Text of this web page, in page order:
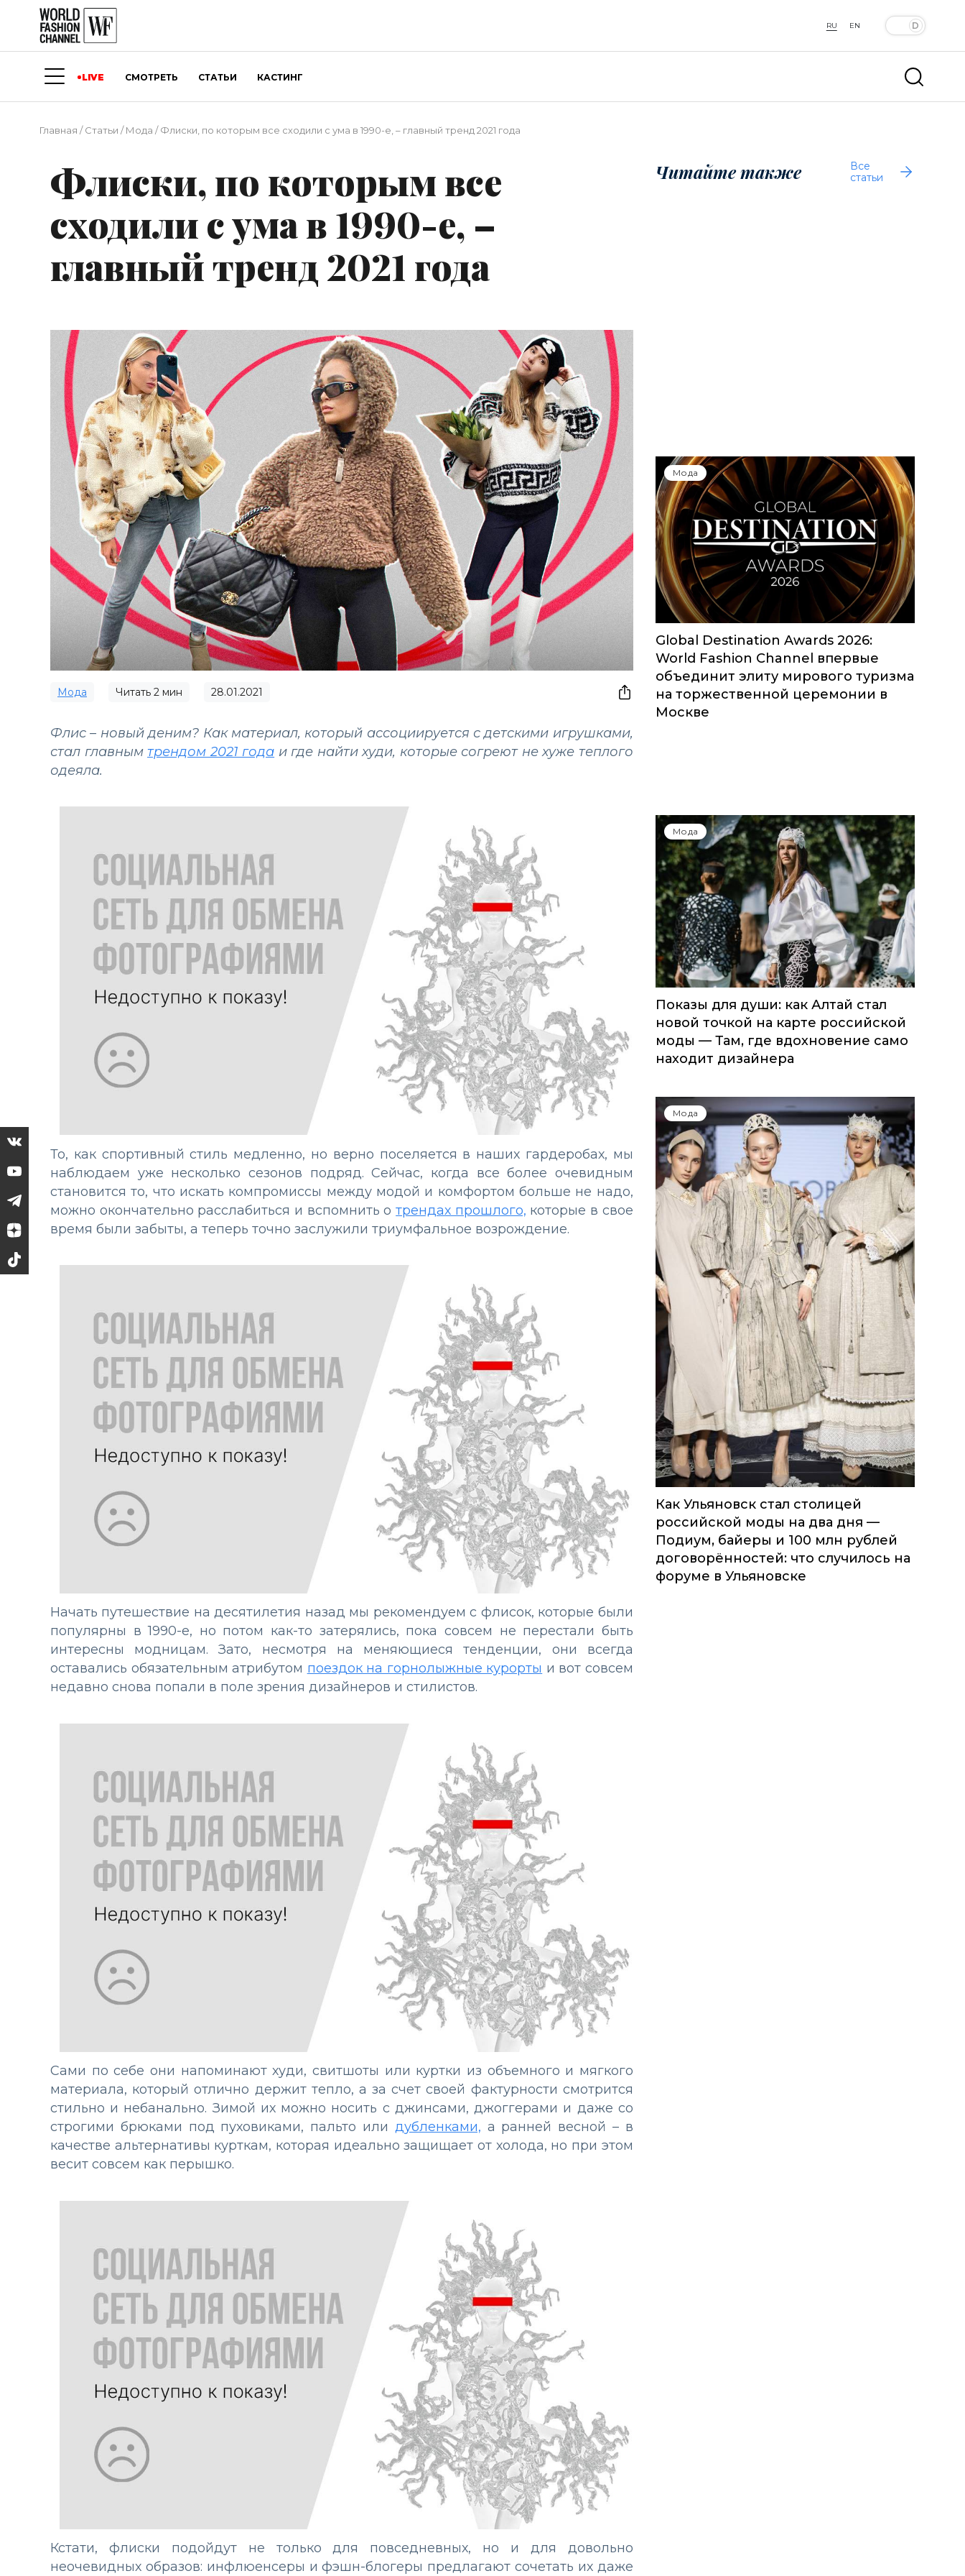
RU EN
LIVE СМОТРЕТЬ СТАТЬИ КАСТИНГ
Главная /Статьи /Мода /Флиски, по которым все сходили с ума в 1990-е, – главный тренд 2021 года
Флиски, по которым все
сходили с ума в 1990-е, –
главный тренд 2021 года
Мода Читать 2 мин 28.01.2021
Флис – новый деним? Как материал, который ассоциируется с детскими игрушками,
стал главнымтрендом 2021 года и где найти худи, которые согреют не хуже теплого
одеяла.
То, как спортивный стиль медленно, но верно поселяется в наших гардеробах, мы
наблюдаем уже несколько сезонов подряд. Сейчас, когда все более очевидным
становится то, что искать компромиссы между модой и комфортом больше не надо,
можно окончательно расслабиться и вспомнить отрендах прошлого, которые в свое
время были забыты, а теперь точно заслужили триумфальное возрождение.
Начать путешествие на десятилетия назад мы рекомендуем с флисок, которые были
популярны в 1990-е, но потом как-то затерялись, пока совсем не перестали быть
интересны модницам. Зато, несмотря на меняющиеся тенденции, они всегда
оставались обязательным атрибутом поездок на горнолыжные курорты и вот совсем
недавно снова попали в поле зрения дизайнеров и стилистов.
Сами по себе они напоминают худи, свитшоты или куртки из объемного и мягкого
материала, который отлично держит тепло, а за счет своей фактурности смотрится
стильно и небанально. Зимой их можно носить с джинсами, джоггерами и даже со
строгими брюками под пуховиками, пальто или дубленками, а ранней весной – в
качестве альтернативы курткам, которая идеально защищает от холода, но при этом
весит совсем как перышко.
Кстати, флиски подойдут не только для повседневных, но и для довольно
неочевидных образов: инфлюенсеры и фэшн-блогеры предлагают сочетать их даже
Читайте также
Все
статьи
Мода
Global Destination Awards 2026:
World Fashion Channel впервые
объединит элиту мирового туризма
на торжественной церемонии в
Москве
Мода
Показы для души: как Алтай стал
новой точкой на карте российской
моды — Там, где вдохновение само
находит дизайнера
Мода
Как Ульяновск стал столицей
российской моды на два дня —
Подиум, байеры и 100 млн рублей
договорённостей: что случилось на
форуме в Ульяновске